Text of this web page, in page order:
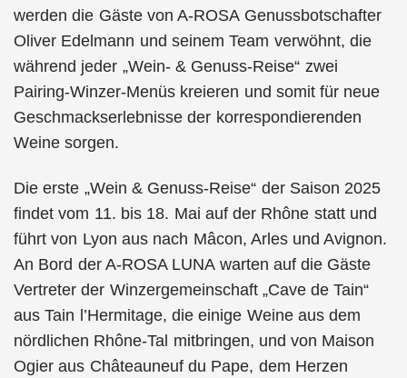
werden die Gäste von A-ROSA Genussbotschafter
Oliver Edelmann und seinem Team verwöhnt, die
während jeder „Wein- & Genuss-Reise“ zwei
Pairing-Winzer-Menüs kreieren und somit für neue
Geschmackserlebnisse der korrespondierenden
Weine sorgen.
Die erste „Wein & Genuss-Reise“ der Saison 2025
findet vom 11. bis 18. Mai auf der Rhône statt und
führt von Lyon aus nach Mâcon, Arles und Avignon.
An Bord der A-ROSA LUNA warten auf die Gäste
Vertreter der Winzergemeinschaft „Cave de Tain“
aus Tain l’Hermitage, die einige Weine aus dem
nördlichen Rhône-Tal mitbringen, und von Maison
Ogier aus Châteauneuf du Pape, dem Herzen